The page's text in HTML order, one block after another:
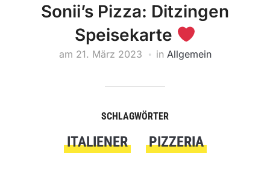
Sonii’s Pizza: Ditzingen
Speisekarte
am 21. März 2023 in Allgemein
SCHLAGWÖRTER
ITALIENER PIZZERIA